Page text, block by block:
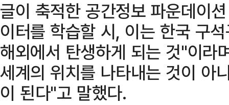
글이 축적한 공간정보 파운데이
이터를 학습할 시, 이는 한국 구
해외에서 탄생하게 되는 것"이라
세계의 위치를 나타내는 것이 아
이 된다"고 말했다.